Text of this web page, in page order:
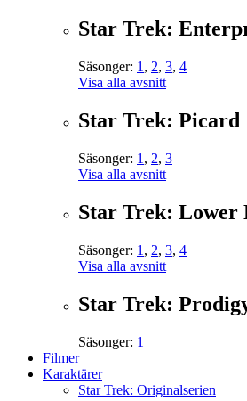
Star Trek:
Säsonger: 1 , 2, 3, 4
Visa alla avsnitt
Star Trek: Picard
Säsonger: 1 , 2, 3
Visa alla avsnitt
Star Trek: Lower
Säsonger: 1 , 2, 3, 4
Visa alla avsnitt
Star Trek:
Säsonger: 1
Filmer
Karaktärer
Star Trek: Originalserien